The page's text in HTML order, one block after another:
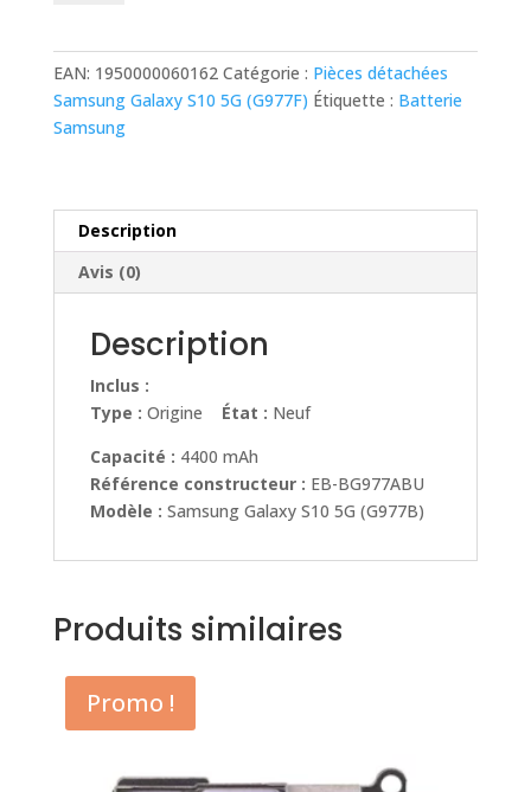
(G977B)
Origine
EAN: 1950000060162 Catégorie : Pièces détachées
Samsung Galaxy S10 5G (G977F) Étiquette : Batterie
Samsung
Description
Avis (0)
Description
Inclus :
Type : Origine État : Neuf
Capacité : 4400 mAh
Référence constructeur : EB-BG977ABU
Modèle : Samsung Galaxy S10 5G (G977B)
Produits similaires
Promo !